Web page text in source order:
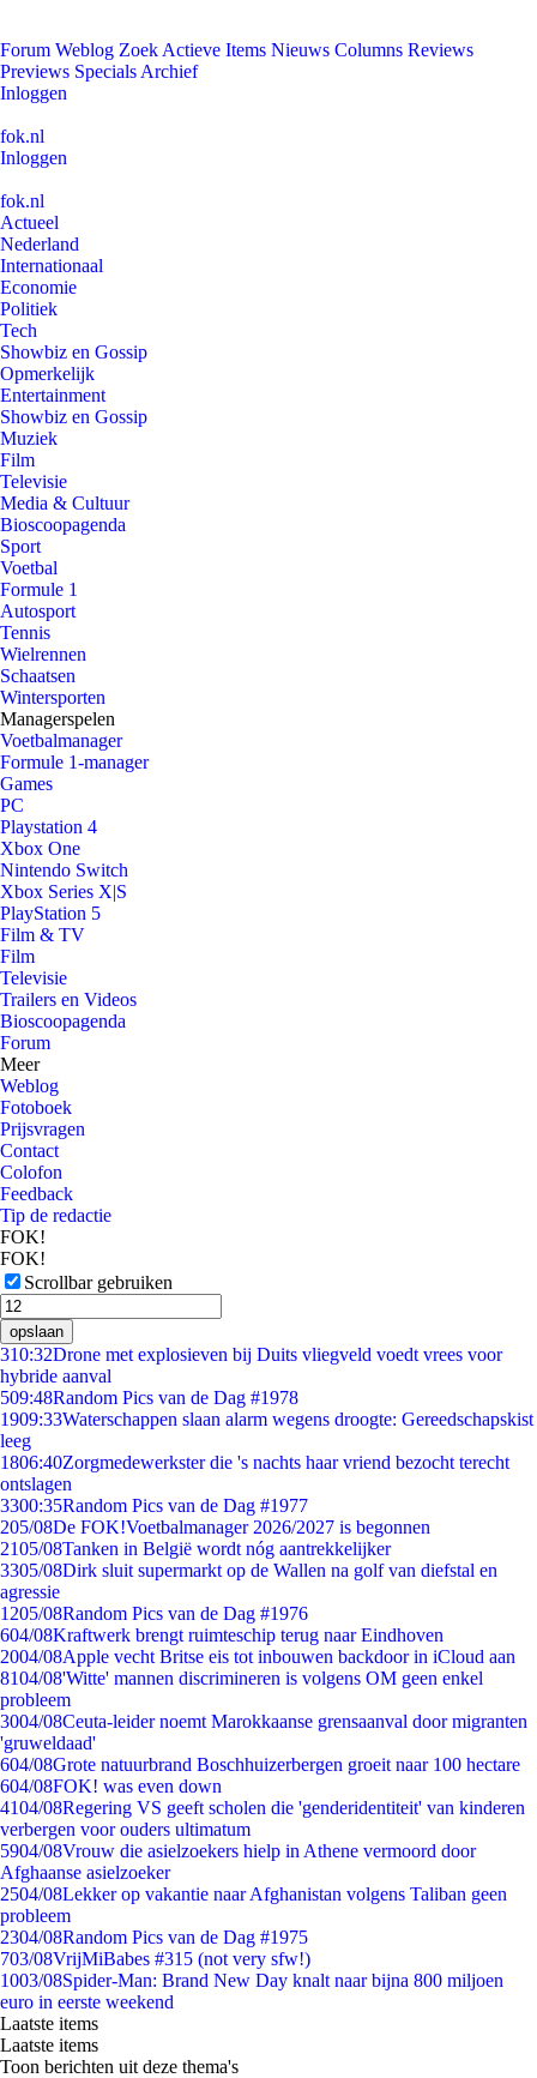
Forum Weblog Zoek Actieve Items Nieuws Columns Reviews
Previews Specials Archief
Inloggen
fok.nl
Inloggen
fok.nl
Actueel
Nederland
Internationaal
Economie
Politiek
Tech
Showbiz en Gossip
Opmerkelijk
Entertainment
Showbiz en Gossip
Muziek
Film
Televisie
Media & Cultuur
Bioscoopagenda
Sport
Voetbal
Formule 1
Autosport
Tennis
Wielrennen
Schaatsen
Wintersporten
Managerspelen
Voetbalmanager
Formule 1-manager
Games
PC
Playstation 4
Xbox One
Nintendo Switch
Xbox Series X|S
PlayStation 5
Film & TV
Film
Televisie
Trailers en Videos
Bioscoopagenda
Forum
Meer
Weblog
Fotoboek
Prijsvragen
Contact
Colofon
Feedback
Tip de redactie
FOK!
FOK!
Scrollbar gebruiken
opslaan
310:32Drone met explosieven bij Duits vliegveld voedt vrees voor
hybride aanval
509:48Random Pics van de Dag #1978
1909:33Waterschappen slaan alarm wegens droogte: Gereedschapskist
leeg
1806:40Zorgmedewerkster die 's nachts haar vriend bezocht terecht
ontslagen
3300:35Random Pics van de Dag #1977
205/08De FOK!Voetbalmanager 2026/2027 is begonnen
2105/08Tanken in België wordt nóg aantrekkelijker
3305/08Dirk sluit supermarkt op de Wallen na golf van diefstal en
agressie
1205/08Random Pics van de Dag #1976
604/08Kraftwerk brengt ruimteschip terug naar Eindhoven
2004/08Apple vecht Britse eis tot inbouwen backdoor in iCloud aan
8104/08'Witte' mannen discrimineren is volgens OM geen enkel
probleem
3004/08Ceuta-leider noemt Marokkaanse grensaanval door migranten
'gruweldaad'
604/08Grote natuurbrand Boschhuizerbergen groeit naar 100 hectare
604/08FOK! was even down
4104/08Regering VS geeft scholen die 'genderidentiteit' van kinderen
verbergen voor ouders ultimatum
5904/08Vrouw die asielzoekers hielp in Athene vermoord door
Afghaanse asielzoeker
2504/08Lekker op vakantie naar Afghanistan volgens Taliban geen
probleem
2304/08Random Pics van de Dag #1975
703/08VrijMiBabes #315 (not very sfw!)
1003/08Spider-Man: Brand New Day knalt naar bijna 800 miljoen
euro in eerste weekend
Laatste items
Laatste items
Toon berichten uit deze thema's